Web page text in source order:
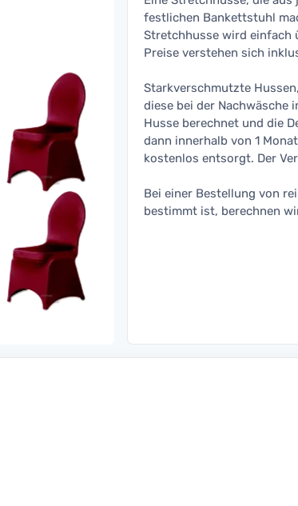
festlichen Bankettstuhl
Stretchhusse wird einfach
Preise verstehen sich
Starkverschmutzte
diese bei der Nachwäsche
Husse berechnet und die
dann innerhalb von 1
kostenlos entsorgt. Der
Bei einer Bestellung von
bestimmt ist, berechnen